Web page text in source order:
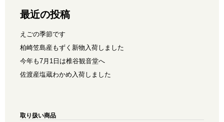
最近の投稿
えごの季節です
柏崎笠島産もずく新物入荷しました
今年も7月1日は椎谷観音堂へ
佐渡産塩蔵わかめ入荷しました
取り扱い商品